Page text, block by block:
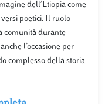
dell’Etiopia come
poetici. Il ruolo
comunità durante
l’occasione per
complesso della storia